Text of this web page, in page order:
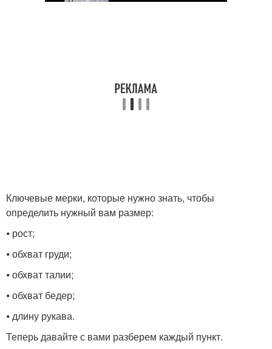
Ключевые мерки, которые нужно знать, чтобы
определить нужный вам размер:
⦁ рост;
⦁ обхват груди;
⦁ обхват талии;
⦁ обхват бедер;
⦁ длину рукава.
Теперь давайте с вами разберем каждый пункт.